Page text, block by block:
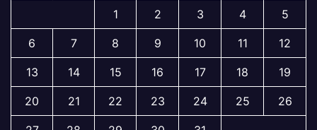
1 2 3 4 5
6 7 8 9 10 11 12
13 14 15 16 17 18 19
20 21 22 23 24 25 26